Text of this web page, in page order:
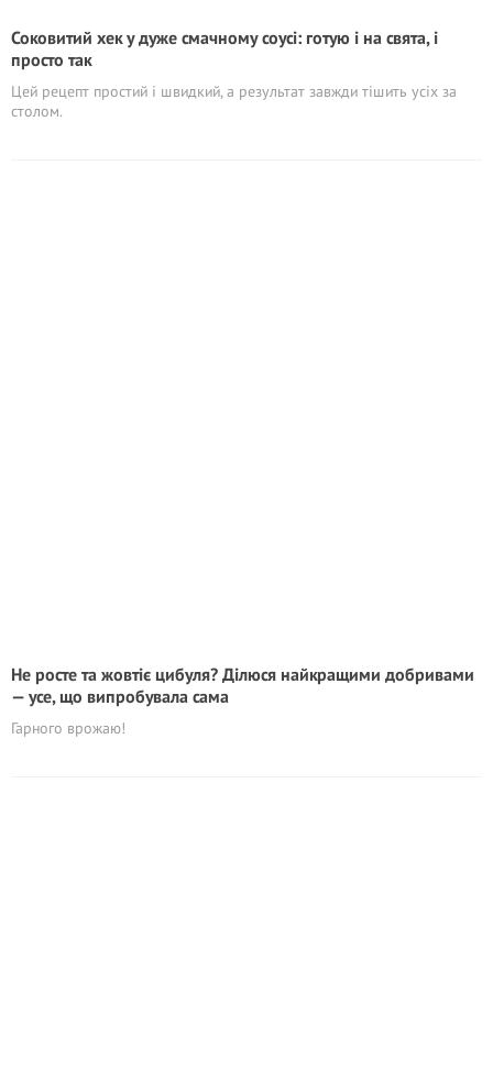
Соковитий хек у дуже смачному соусі: готую і на свята, і
просто так
Цей рецепт простий і швидкий, а результат завжди тішить усіх за
столом.
Не росте та жовтіє цибуля? Ділюся найкращими добривами
— усе, що випробувала сама
Гарного врожаю!